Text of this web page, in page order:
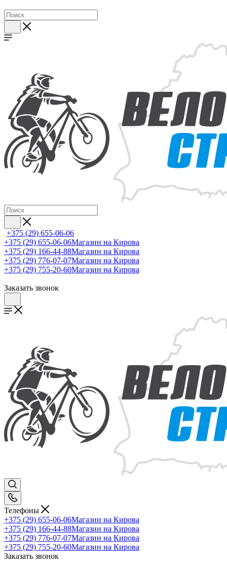
+375 (29) 655-06-06
+375 (29) 655-06-06Магазин на Кирова
+375 (29) 166-44-88Магазин на Кирова
+375 (29) 776-07-07Магазин на Кирова
+375 (29) 755-20-60Магазин на Кирова
Заказать звонок
Телефоны
+375 (29) 655-06-06Магазин на Кирова
+375 (29) 166-44-88Магазин на Кирова
+375 (29) 776-07-07Магазин на Кирова
+375 (29) 755-20-60Магазин на Кирова
Заказать звонок